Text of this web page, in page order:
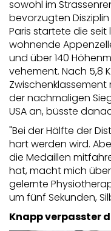
sowohl im
bevorzugten
Paris startete die seit
wohnende
und über 140
vehement. Nach 5,8
Zwischenklassement
der nachmaligen
USA an, büsste
"Bei der Hälfte der
hart werden wird.
die Medaillen
hat, macht mich
gelernte
um fünf Sekunden,
Knapp verpasster